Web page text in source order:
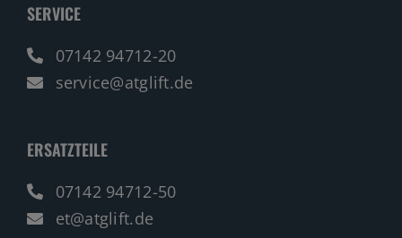
SERVICE
07142 94712-20
service@atglift.de
ERSATZTEILE
07142 94712-50
et@atglift.de